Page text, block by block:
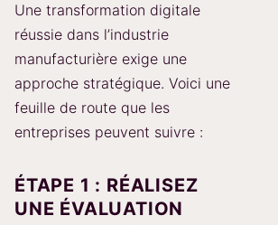
Une transformation digitale
réussie dans l’industrie
manufacturière exige une
approche stratégique. Voici une
feuille de route que les
entreprises peuvent suivre :
ÉTAPE 1 : RÉALISEZ
UNE ÉVALUATION